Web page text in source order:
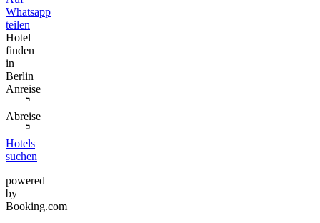
Whatsapp
teilen
Hotel
finden
in
Berlin
Anreise
Abreise
Hotels
suchen
powered
by
Booking.com